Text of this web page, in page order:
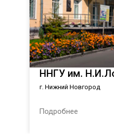
ННГУ им.
г. Нижний Новгород
Подробнее